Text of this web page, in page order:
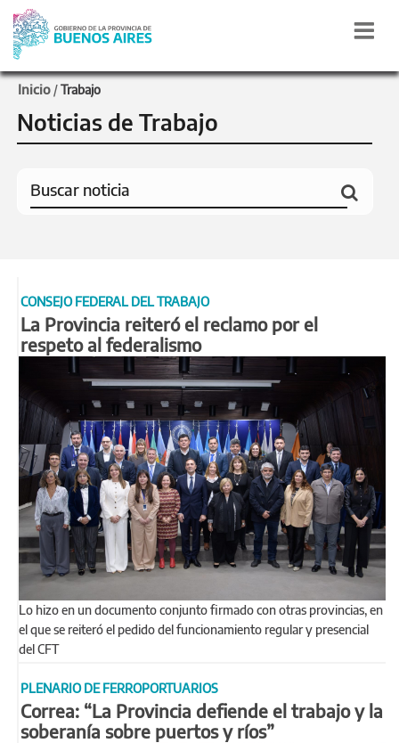
Inicio /Trabajo
Noticias de Trabajo
CONSEJO FEDERAL DEL TRABAJO
La Provincia reiteró el reclamo por el
respeto al federalismo
Lo hizo en un documento conjunto firmado con otras provincias, en
el que se reiteró el pedido del funcionamiento regular y presencial
del CFT
PLENARIO DE FERROPORTUARIOS
Correa: “La Provincia defiende el trabajo y la
soberanía sobre puertos y ríos”